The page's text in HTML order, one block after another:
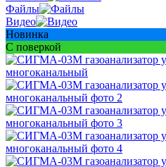
Файлы
Видео
Новинка
С поверкой